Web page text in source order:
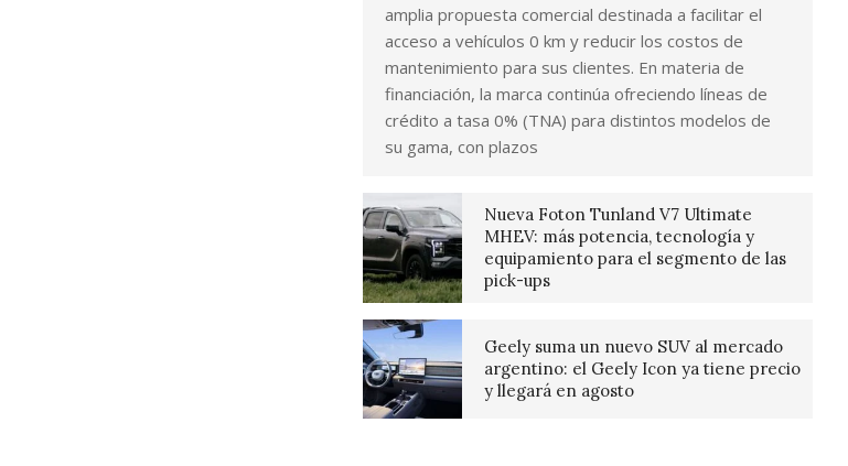
amplia propuesta comercial destinada a facilitar el
acceso a vehículos 0 km y reducir los costos de
mantenimiento para sus clientes. En materia de
financiación, la marca continúa ofreciendo líneas de
crédito a tasa 0% (TNA) para distintos modelos de
su gama, con plazos
Nueva Foton Tunland V7 Ultimate
MHEV: más potencia, tecnología y
equipamiento para el segmento de las
pick-ups
Geely suma un nuevo SUV al mercado
argentino: el Geely Icon ya tiene precio
y llegará en agosto